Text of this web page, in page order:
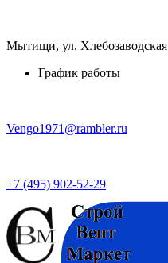
Мытищи, ул.
График работы
Vengo1971@rambler.ru
+7 (495) 902-52-29